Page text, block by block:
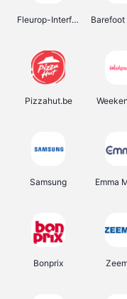
Fleurop-Interflora
Pizzahut.be
Samsung Emma
Bonprix